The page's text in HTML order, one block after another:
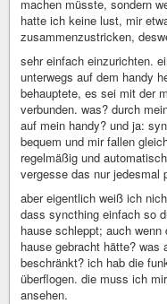
machen müsste, sondern
hatte ich keine lust, mir
zusammenzustricken,
sehr einfach einzurichten.
unterwegs auf dem handy
behauptete, es sei mit der
verbunden. was? durch
auf mein handy? und ja:
bequem und mir fallen
regelmäßig und
vergesse das nur jedesmal
aber eigentlich weiß ich
dass syncthing einfach so
hause schleppt; auch
hause gebracht hätte? was
beschränkt? ich hab die
überflogen. die muss ich
ansehen.